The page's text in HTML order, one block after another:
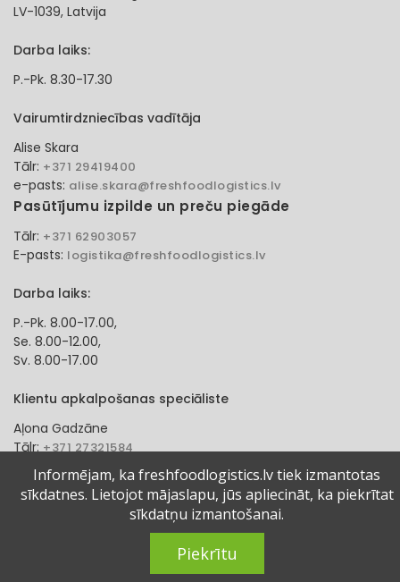
LV-1039, Latvija
Darba laiks:
P.-Pk. 8.30-17.30
Vairumtirdzniecības vadītāja
Alise Skara
Tālr: +371 29419400
e-pasts: alise.skara@freshfoodlogistics.lv
Pasūtījumu izpilde un preču piegāde
Tālr: +371 62903057
E-pasts: logistika@freshfoodlogistics.lv
Darba laiks:
P.-Pk. 8.00-17.00,
Se. 8.00-12.00,
Sv. 8.00-17.00
Klientu apkalpošanas speciāliste
Aļona Gadzāne
Tālr:+371 27321584
e-pasts: alona.gadzane@freshfoodlogistics.lv
© 2024 Fresh Food Logistics SIA. Visas tiesības aizsargātas.
Informējam, ka freshfoodlogistics.lv tiek izmantotas
sīkdatnes. Lietojot mājaslapu, jūs apliecināt, ka piekrītat
sīkdatņu izmantošanai.
Piekrītu